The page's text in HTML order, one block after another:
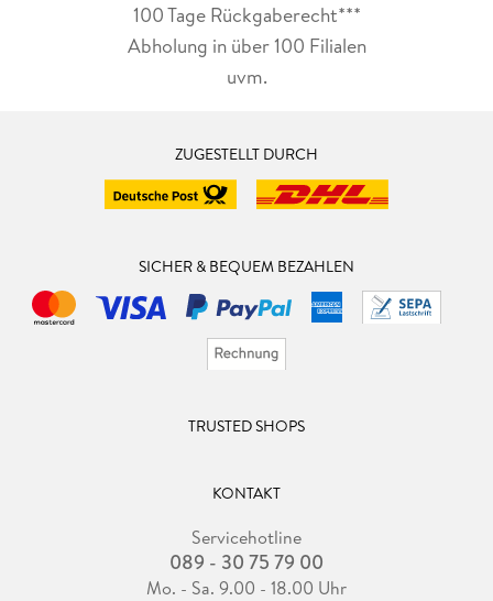
100 Tage Rückgaberecht***
Abholung in über 100 Filialen
uvm.
ZUGESTELLT DURCH
SICHER & BEQUEM BEZAHLEN
TRUSTED SHOPS
KONTAKT
Servicehotline
089 - 30 75 79 00
Mo. - Sa. 9.00 - 18.00 Uhr